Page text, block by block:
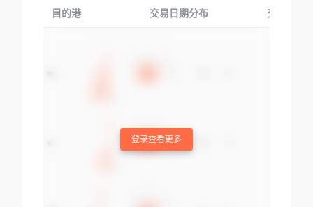
目的港 交易日期分布 交易产品
登录查看更多